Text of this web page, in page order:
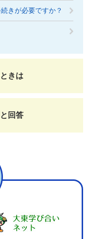
きが必要ですか？
きは
回答